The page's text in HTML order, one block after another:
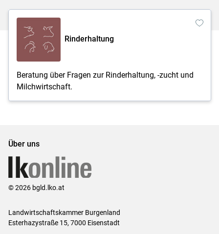
Rinderhaltung
Beratung über Fragen zur Rinderhaltung, -zucht und
Milchwirtschaft.
Über uns
© 2026 bgld.lko.at
Landwirtschaftskammer Burgenland
Esterhazystraße 15, 7000 Eisenstadt